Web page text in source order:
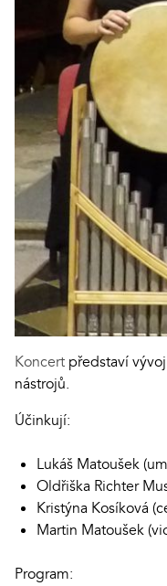
Koncert představí
nástrojů.
Účinkují:
Lukáš Matoušek
Oldřiška Richter
Kristýna Kosíková
Martin Matoušek
Program: